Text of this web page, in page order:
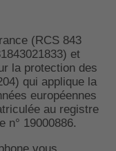
(RCS 843
et
la protection des
qui applique la
européennes
au registre
n° 19000886.